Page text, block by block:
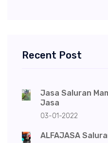
Recent Post
Jasa Saluran
Jasa
03-01-2022
ALFAJASA